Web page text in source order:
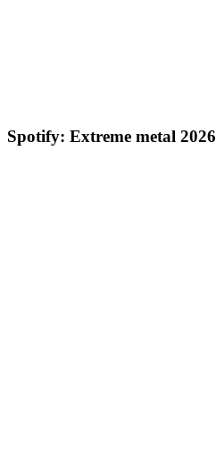
Spotify: Extreme metal 2026